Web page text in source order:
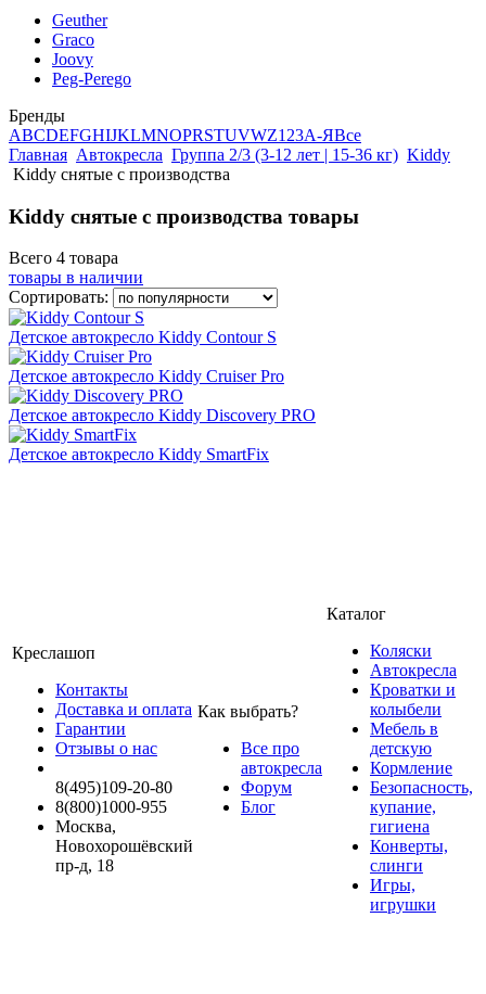
Geuther
Graco
Joovy
Peg-Perego
Бренды
ABCDEFGHIJKLMNOPRSTUVWZ123А-ЯВсе
Главная Автокресла Группа 2/3 (3-12 лет | 15-36 кг) Kiddy
Kiddy снятые с производства
Kiddy снятые с производства товары
Всего 4 товара
товары в наличии
Сортировать:
Детское автокресло Kiddy Contour S
Детское автокресло Kiddy Cruiser Pro
Детское автокресло Kiddy Discovery PRO
Детское автокресло Kiddy SmartFix
Креслашоп
Контакты
Доставка и оплата
Гарантии
Отзывы о нас
8(495)109-20-80
8(800)1000-955
Москва,
Новохорошёвский
пр-д, 18
Как выбрать?
Все про
автокресла
Форум
Блог
Каталог
Коляски
Автокресла
Кроватки и
колыбели
Мебель в
детскую
Кормление
Безопасность,
купание,
гигиена
Конверты,
слинги
Игры,
игрушки